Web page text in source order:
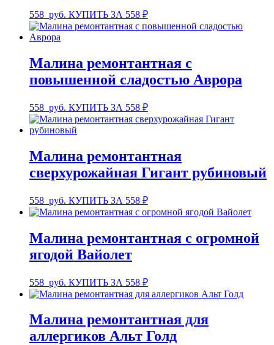
558 руб. КУПИТЬ ЗА 558 ₽
Малина ремонтантная с
повышенной сладостью Аврора
558 руб. КУПИТЬ ЗА 558 ₽
Малина ремонтантная
сверхурожайная Гигант рубиновый
558 руб. КУПИТЬ ЗА 558 ₽
Малина ремонтантная с огромной
ягодой Вайолет
558 руб. КУПИТЬ ЗА 558 ₽
Малина ремонтантная для
аллергиков Альт Голд